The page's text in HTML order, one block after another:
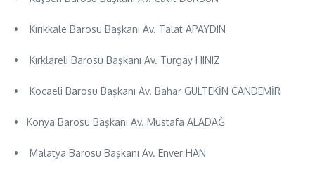
• Kırıkkale Barosu Başkanı Av. Talat APAYDIN
• Kırklareli Barosu Başkanı Av. Turgay HINIZ
• Kocaeli Barosu Başkanı Av. Bahar GÜLTEKİN CANDEMİR
• Konya Barosu Başkanı Av. Mustafa ALADAĞ
• Malatya Barosu Başkanı Av. Enver HAN